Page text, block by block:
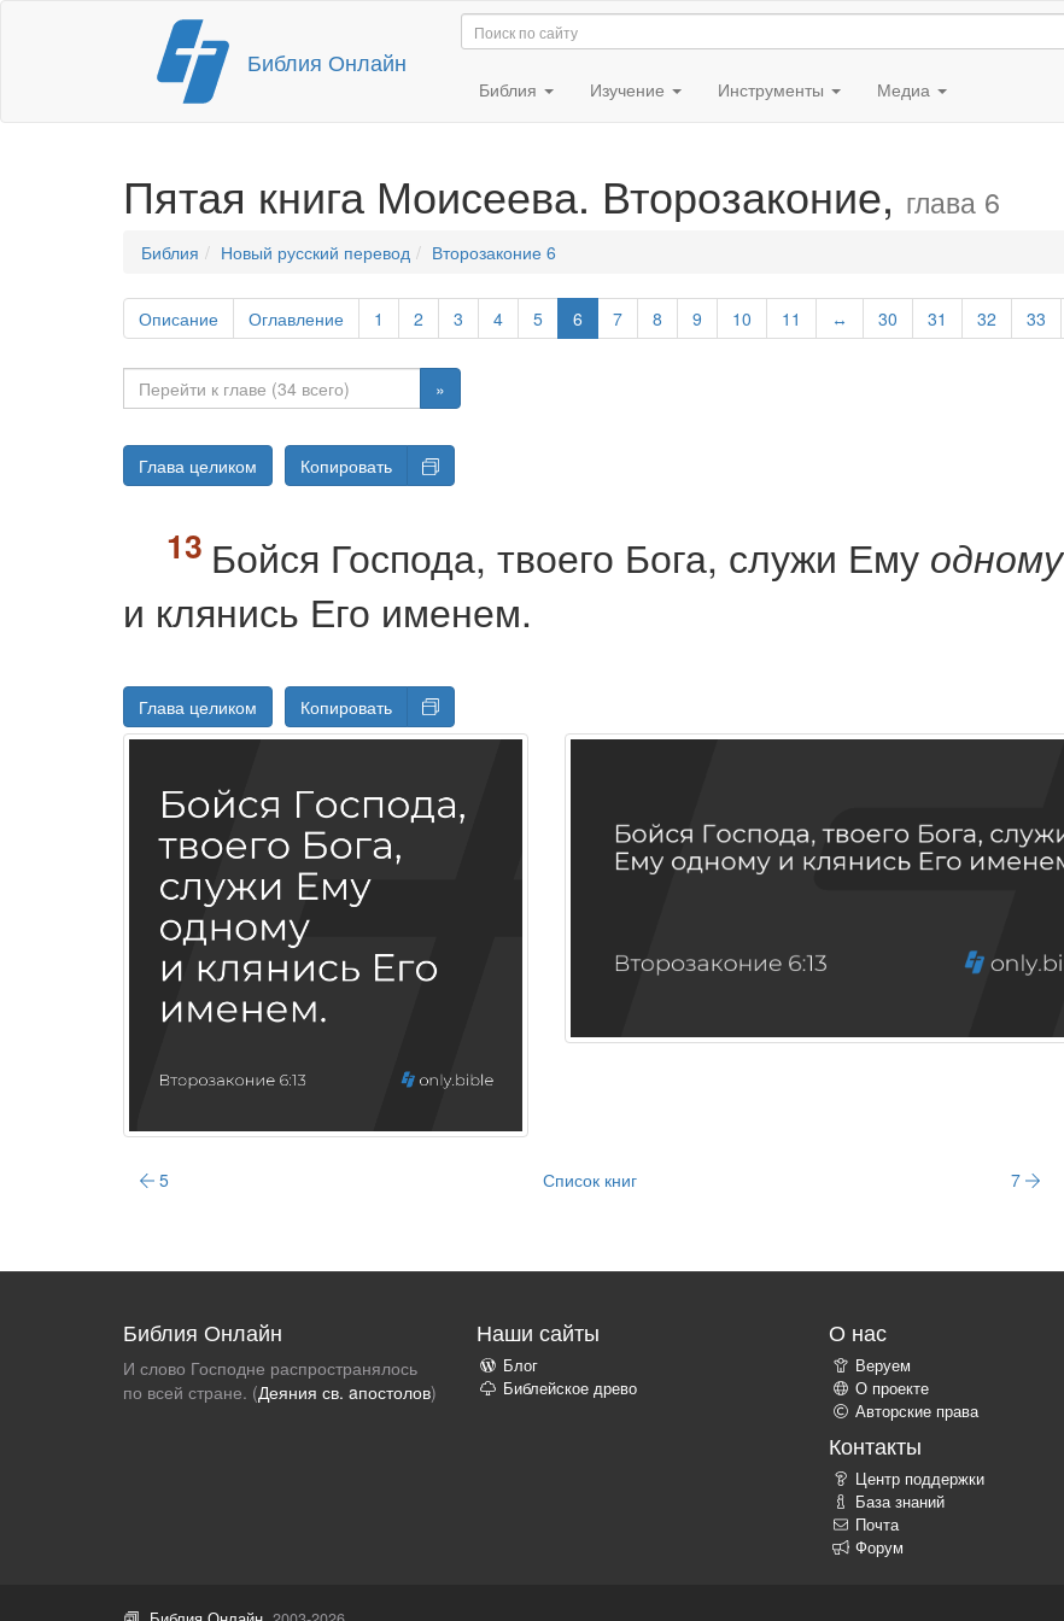
Перейти
содержимому
Библия Онлайн
Библия Изучение Инструменты Медиа
Пятая книга Моисеева. Второзаконие, глава 6
Библия Новый русский перевод Второзаконие 6
Описание Оглавление 1 2 3 4 5 6 7 8 9 10 11 ↔ 30 31 32 33
»
Глава целиком Копировать
Бойся Господа, твоего Бога, служи Ему одному
и клянись Его именем.
Глава целиком Копировать
5 Список книг 7
Библия Онлайн
И слово Господне распространялось
по всей стране. (Деяния св. aпостолов)
Наши сайты
Блог
Библейское древо
О нас
Веруем
О проекте
Авторские права
Контакты
Центр поддержки
База знаний
Почта
Форум